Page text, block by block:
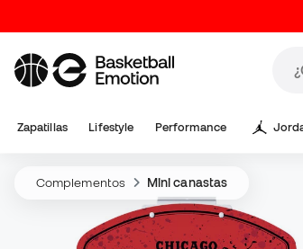
Zapatillas Lifestyle Performance
Complementos Mini canastas